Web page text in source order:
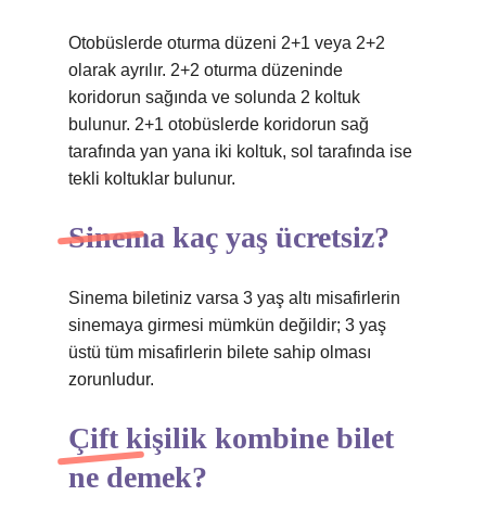
Otobüslerde oturma düzeni 2+1 veya 2+2
olarak ayrılır. 2+2 oturma düzeninde
koridorun sağında ve solunda 2 koltuk
bulunur. 2+1 otobüslerde koridorun sağ
tarafında yan yana iki koltuk, sol tarafında ise
tekli koltuklar bulunur.
Sinema kaç yaş ücretsiz?
Sinema biletiniz varsa 3 yaş altı misafirlerin
sinemaya girmesi mümkün değildir; 3 yaş
üstü tüm misafirlerin bilete sahip olması
zorunludur.
Çift kişilik kombine bilet
ne demek?